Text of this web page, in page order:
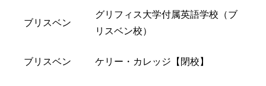
ブリスベン
グリフィス大学付属英語学校（ブ
リスベン校）
ブリスベン ケリー・カレッジ【閉校】